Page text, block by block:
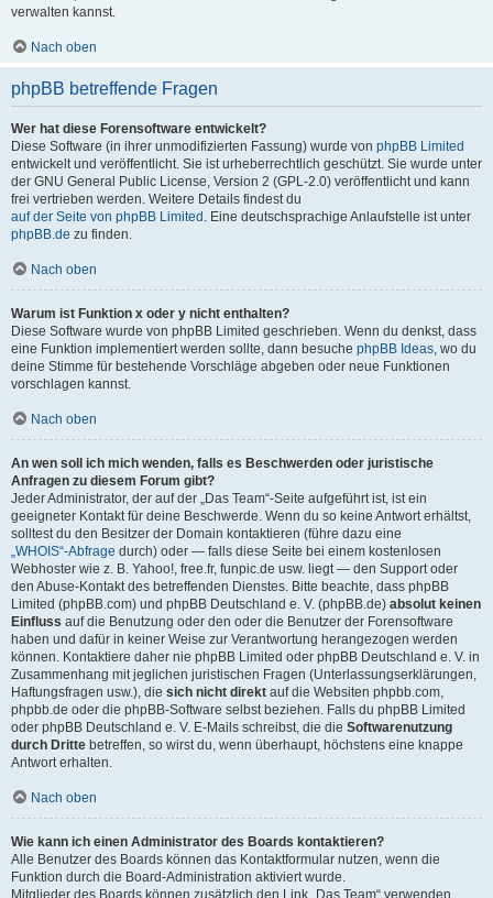
verwalten kannst.
Nach oben
phpBB betreffende Fragen
Wer hat diese Forensoftware entwickelt?
Diese Software (in ihrer unmodifizierten Fassung) wurde von phpBB Limited
entwickelt und veröffentlicht. Sie ist urheberrechtlich geschützt. Sie wurde unter
der GNU General Public License, Version 2 (GPL-2.0) veröffentlicht und kann
frei vertrieben werden. Weitere Details findest du
auf der Seite von phpBB Limited . Eine deutschsprachige Anlaufstelle ist unter
phpBB.de zu finden.
Nach oben
Warum ist Funktion x oder y nicht enthalten?
Diese Software wurde von phpBB Limited geschrieben. Wenn du denkst, dass
eine Funktion implementiert werden sollte, dann besuche phpBB Ideas, wo du
deine Stimme für bestehende Vorschläge abgeben oder neue Funktionen
vorschlagen kannst.
Nach oben
An wen soll ich mich wenden, falls es Beschwerden oder juristische
Anfragen zu diesem Forum gibt?
Jeder Administrator, der auf der „Das Team“-Seite aufgeführt ist, ist ein
geeigneter Kontakt für deine Beschwerde. Wenn du so keine Antwort erhältst,
solltest du den Besitzer der Domain kontaktieren (führe dazu eine
„WHOIS“-Abfrage durch) oder — falls diese Seite bei einem kostenlosen
Webhoster wie z. B. Yahoo!, free.fr, funpic.de usw. liegt — den Support oder
den Abuse-Kontakt des betreffenden Dienstes. Bitte beachte, dass phpBB
Limited (phpBB.com) und phpBB Deutschland e. V. (phpBB.de) absolut keinen
Einfluss auf die Benutzung oder den oder die Benutzer der Forensoftware
haben und dafür in keiner Weise zur Verantwortung herangezogen werden
können. Kontaktiere daher nie phpBB Limited oder phpBB Deutschland e. V. in
Zusammenhang mit jeglichen juristischen Fragen (Unterlassungserklärungen,
Haftungsfragen usw.), die sich nicht direkt auf die Websiten phpbb.com,
phpbb.de oder die phpBB-Software selbst beziehen. Falls du phpBB Limited
oder phpBB Deutschland e. V. E-Mails schreibst, die die Softwarenutzung
durch Dritte betreffen, so wirst du, wenn überhaupt, höchstens eine knappe
Antwort erhalten.
Nach oben
Wie kann ich einen Administrator des Boards kontaktieren?
Alle Benutzer des Boards können das Kontaktformular nutzen, wenn die
Funktion durch die Board-Administration aktiviert wurde.
Mitglieder des Boards können zusätzlich den Link „Das Team“ verwenden.